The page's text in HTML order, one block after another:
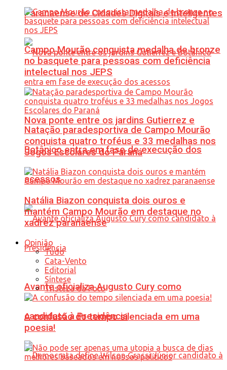
Paranaense de Cidades Digitais e Inteligentes
Nova ponte entre os jardins Gutierrez e
Botânico entra em fase de execução dos
acessos
Avante oficializa Augusto Cury como
candidato à Presidência
Campo Mourão conquista medalha de bronze
no basquete para pessoas com deficiência
intelectual nos JEPS
Natação paradesportiva de Campo Mourão
conquista quatro troféus e 33 medalhas nos
Jogos Escolares do Paraná
Natália Biazon conquista dois ouros e
mantém Campo Mourão em destaque no
xadrez paranaense
Opinião
Tudo
Cata-Vento
Editorial
Síntese
Tristeza da Foto
A confusão do tempo silenciada em uma
poesia!